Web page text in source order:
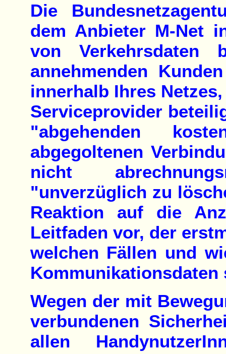
Die
dem Anbieter M-Net
von Verkehrsdaten
annehmenden
innerhalb Ihres
Serviceprovider
"abgehenden
abgegoltenen
nicht
"unverzüglich zu
Reaktion auf die
Leitfaden vor, der
welchen Fällen und
Kommunikationsdaten
Wegen der mit
verbundenen
allen